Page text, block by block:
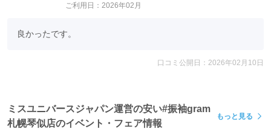
ご利用日：2026年02月
良かったです。
口コミ公開日：2026年02月10日
ミスユニバースジャパン運営の安い#振袖gram
札幌琴似店のイベント・フェア情報
もっと見る